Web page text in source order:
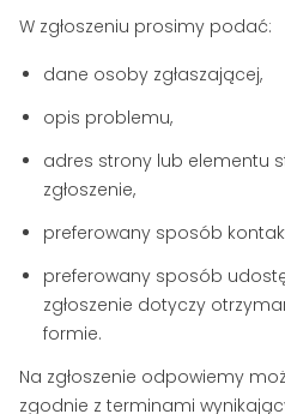
W zgłoszeniu prosimy podać:
dane osoby zgłaszającej,
opis problemu,
adres strony lub elementu
zgłoszenie,
preferowany sposób
preferowany sposób
zgłoszenie dotyczy
formie.
Na zgłoszenie odpowiemy
zgodnie z terminami